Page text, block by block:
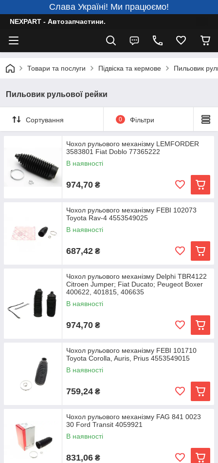
Слава Україні! Ми працюємо!
NEXPART - Автозапчастини.
Товари та послуги Підвіска та кермове Пильовик
Пильовик рульової рейки
Сортування 0 Фільтри
Чохол рульового механізму LEMFORDER
3583801 Fiat Doblo 77365222
В наявності
974,70 ₴
Чохол рульового механізму FEBI 102073
Toyota Rav-4 4553549025
В наявності
687,42 ₴
Чохол рульового механізму Delphi TBR4122
Citroen Jumper; Fiat Ducato; Peugeot Boxer
400622, 401815, 406635
В наявності
974,70 ₴
Чохол рульового механізму FEBI 101710
Toyota Corolla, Auris, Prius 4553549015
В наявності
759,24 ₴
Чохол рульового механізму FAG 841 0023
30 Ford Transit 4059921
В наявності
831,06 ₴